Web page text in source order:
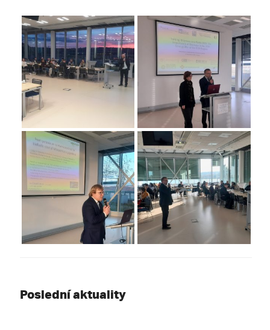
Poslední aktuality